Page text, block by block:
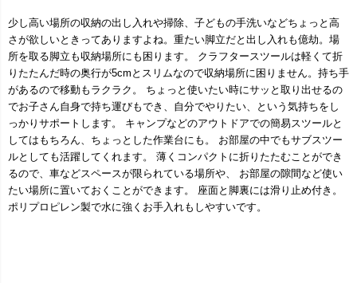
少し高い場所の収納の出し入れや掃除、子どもの手洗いなどちょっと高
さが欲しいときってありますよね。重たい脚立だと出し入れも億劫。場
所を取る脚立も収納場所にも困ります。 クラフタースツールは軽くて折
りたたんだ時の奥行が5cmとスリムなので収納場所に困りません。持ち手
があるので移動もラクラク。 ちょっと使いたい時にサッと取り出せるの
でお子さん自身で持ち運びもでき、自分でやりたい、という気持ちをし
っかりサポートします。 キャンプなどのアウトドアでの簡易スツールと
してはもちろん、ちょっとした作業台にも。 お部屋の中でもサブスツー
ルとしても活躍してくれます。 薄くコンパクトに折りたたむことができ
るので、車などスペースが限られている場所や、 お部屋の隙間など使い
たい場所に置いておくことができます。 座面と脚裏には滑り止め付き。
ポリプロピレン製で水に強くお手入れもしやすいです。